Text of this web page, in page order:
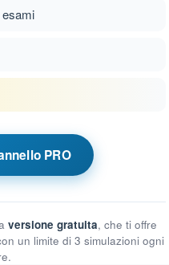
di pilotaggio
PRO
versione gratuita, che ti offre
un limite di 3 simulazioni ogni